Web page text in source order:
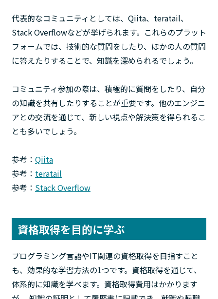
代表的なコミュニティとしては、Qiita、teratail、
Stack Overflowなどが挙げられます。これらのプラット
フォームでは、技術的な質問をしたり、ほかの人の質問
に答えたりすることで、知識を深められるでしょう。
コミュニティ参加の際は、積極的に質問をしたり、自分
の知識を共有したりすることが重要です。他のエンジニ
アとの交流を通じて、新しい視点や解決策を得られるこ
とも多いでしょう。
参考： Qiita
参考： teratail
参考： Stack Overflow
資格取得を目的に学ぶ
プログラミング言語やIT関連の資格取得を目指すこと
も、効果的な学習方法の1つです。資格取得を通じて、
体系的に知識を学べます。資格取得費用はかかります